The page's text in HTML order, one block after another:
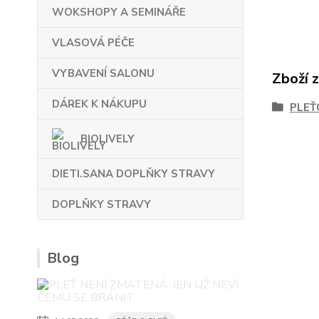
WOKSHOPY A SEMINÁŘE
VLASOVÁ PÉČE
VYBAVENÍ SALONU
DÁREK K NÁKUPU
BIOLIVELY
DIETI.SANA DOPLŇKY STRAVY
DOPLŇKY STRAVY
Blog
Zboží